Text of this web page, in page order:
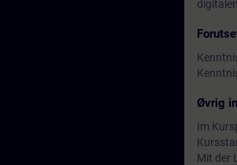
Øvrig
Im
Mit der